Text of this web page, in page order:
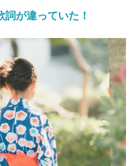
が違っていた！